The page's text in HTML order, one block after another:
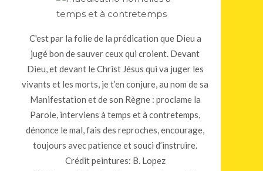
C'est par la folie de la prédication que Dieu a
jugé bon de sauver ceux qui croient. Devant
Dieu, et devant le Christ Jésus qui va juger les
vivants et les morts, je t’en conjure, au nom de sa
Manifestation et de son Règne : proclame la
Parole, interviens à temps et à contretemps,
dénonce le mal, fais des reproches, encourage,
toujours avec patience et souci d’instruire.
Crédit peintures: B. Lopez